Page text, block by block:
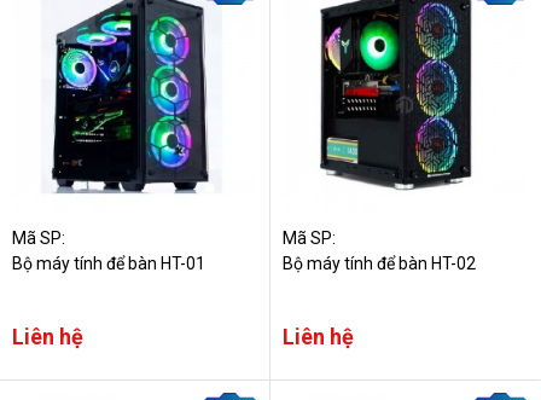
Mã SP:
Bộ máy tính để bàn HT-01
Liên hệ
Mã SP:
Bộ máy tính để bàn HT-02
Liên hệ